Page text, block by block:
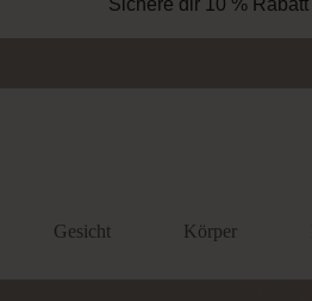
Gesicht Körper